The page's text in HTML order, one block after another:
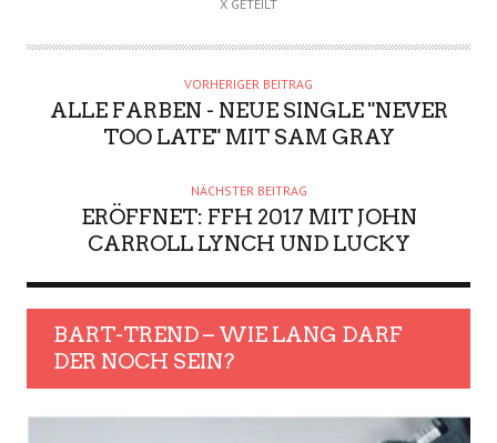
X GETEILT
VORHERIGER BEITRAG
ALLE FARBEN - NEUE SINGLE "NEVER
TOO LATE" MIT SAM GRAY
NÄCHSTER BEITRAG
ERÖFFNET: FFH 2017 MIT JOHN
CARROLL LYNCH UND LUCKY
BART-TREND – WIE LANG DARF
DER NOCH SEIN?